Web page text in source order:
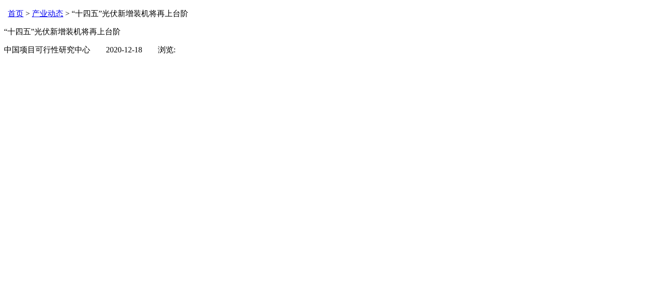
首页 > 产业动态 > “十四五”光伏新增装机将再上台阶
“十四五”光伏新增装机将再上台阶
中国项目可行性研究中心 2020-12-18 浏览: